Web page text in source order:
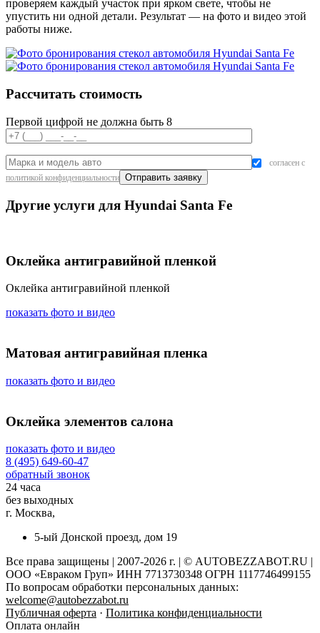
проверяем каждый участок при ярком свете, чтобы не
упустить ни одной детали. Результат — на фото и видео этой
работы ниже.
Рассчитать стоимость
Первой цифрой не должна быть 8
согласен с
политикой конфиденциальности
Другие услуги для Hyundai Santa Fe
Оклейка антигравийной пленкой
Оклейка антигравийной пленкой
показать фото и видео
Матовая антигравийная пленка
показать фото и видео
Оклейка элементов салона
показать фото и видео
8 (495) 649-60-47
обратный звонок
24 часа
без выходных
г. Москва,
5-ый Донской проезд, дом 19
Все права защищены | 2007-2026 г. | © AUTOBEZZABOT.RU |
ООО «Евраком Груп» ИНН 7713730348 ОГРН 1117746499155
По вопросам обработки персональных данных:
welcome@autobezzabot.ru
Публичная оферта · Политика конфиденциальности
Оплата онлайн